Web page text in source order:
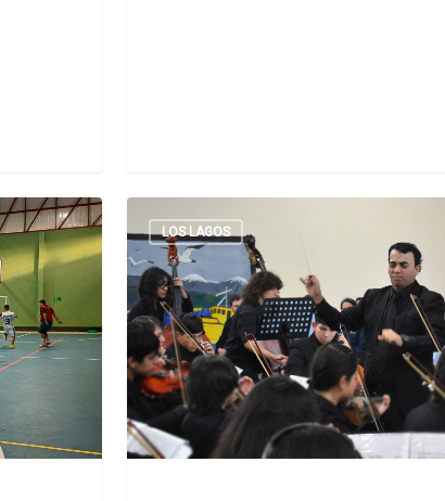
LOS LAGOS